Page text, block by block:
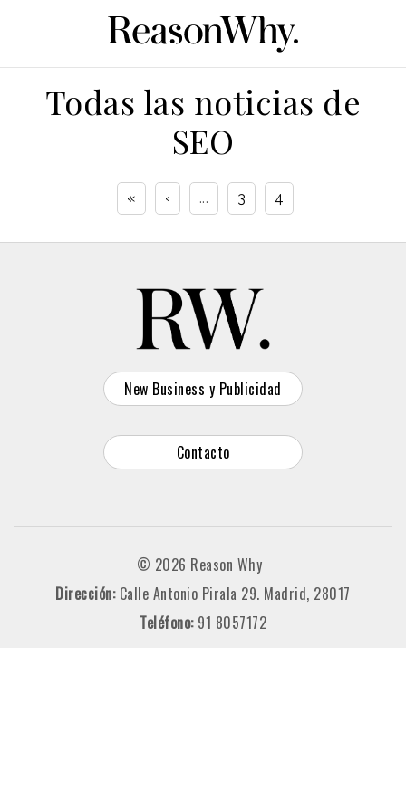
Todas las noticias de
SEO
« ‹ ... 3 4
New Business y Publicidad
Contacto
© 2026 Reason Why
Dirección: Calle Antonio Pirala 29. Madrid, 28017
Teléfono: 91 8057172